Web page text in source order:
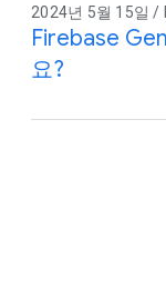
2024년 5월 15일 /
Firebase
요?